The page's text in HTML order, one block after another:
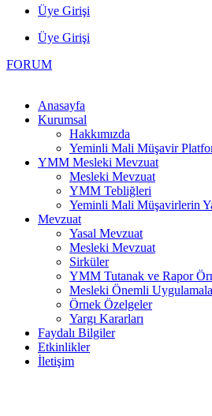
Üye Girişi
Üye Girişi
FORUM
Anasayfa
Kurumsal
Hakkımızda
Yeminli Mali Müşavir
YMM Mesleki Mevzuat
Mesleki Mevzuat
YMM Tebliğleri
Yeminli Mali Müşavirlerin
Mevzuat
Yasal Mevzuat
Mesleki Mevzuat
Sirküler
YMM Tutanak ve Rapor
Mesleki Önemli
Örnek Özelgeler
Yargı Kararları
Faydalı Bilgiler
Etkinlikler
İletişim